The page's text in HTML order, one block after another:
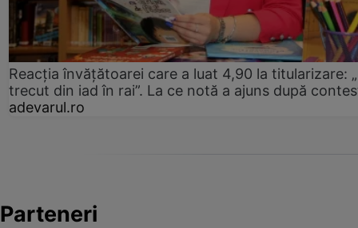
Reacția învățătoarei care a luat 4,90 la titularizare:
trecut din iad în rai”. La ce notă a ajuns după
adevarul.ro
Parteneri